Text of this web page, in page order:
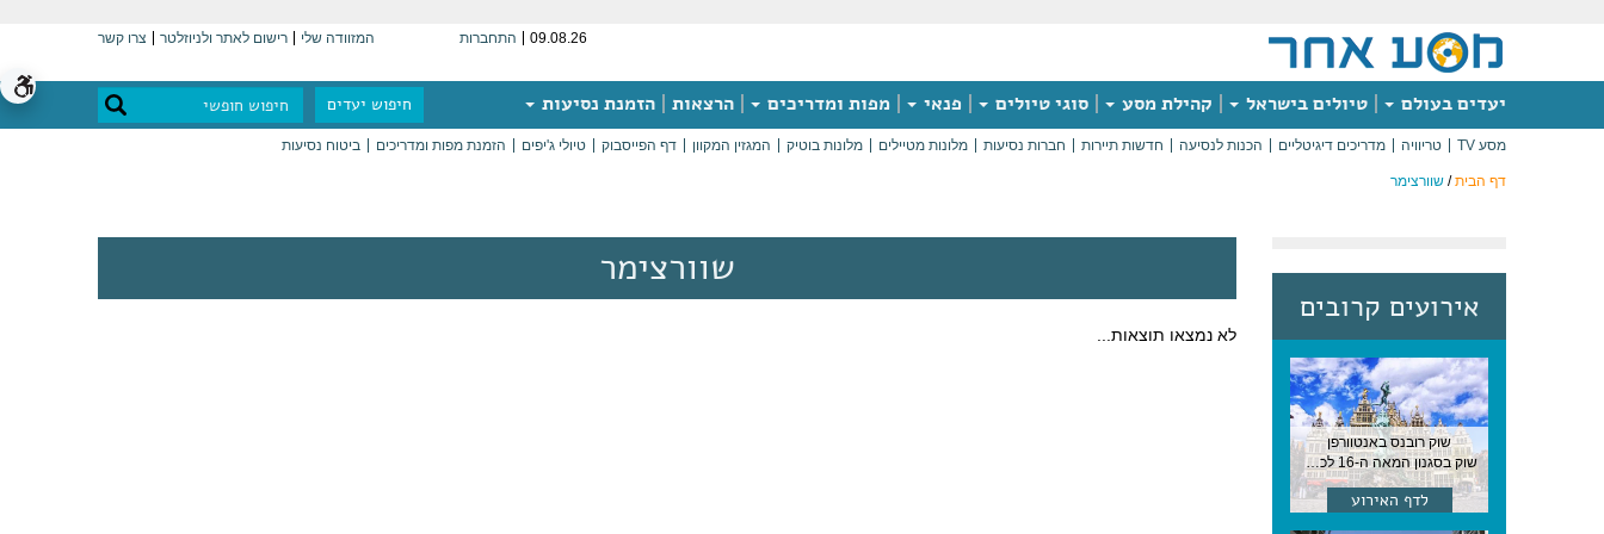
09.08.26 התחברות המזוודה שלי רישום לאתר ולניוזלטר צרו קשר
יעדים בעולם טיולים בישראל קהילת מסע סוגי טיולים פנאי מפות ומדריכים הרצאות הזמנת נסיעות חיפוש יעדים
מסע TV טריוויה מדריכים דיגיטליים הכנות לנסיעה חדשות תיירות חברות נסיעות מלונות מטיילים מלונות בוטיק המגזין המקוון דף הפייסבוק טיולי ג'יפים הזמנת מפות ומדריכים ביטוח נסיעות
דף הבית/ שוורצימר
אירועים קרובים
שוק רובנס באנטוורפן
שוק בסגנון המאה ה-16 לכבודו של הצייר המפורסם, בן העיר, נערך ב-15 באוגוסט באנטוורפן
לדף האירוע
שוורצימר
לא נמצאו תוצאות...